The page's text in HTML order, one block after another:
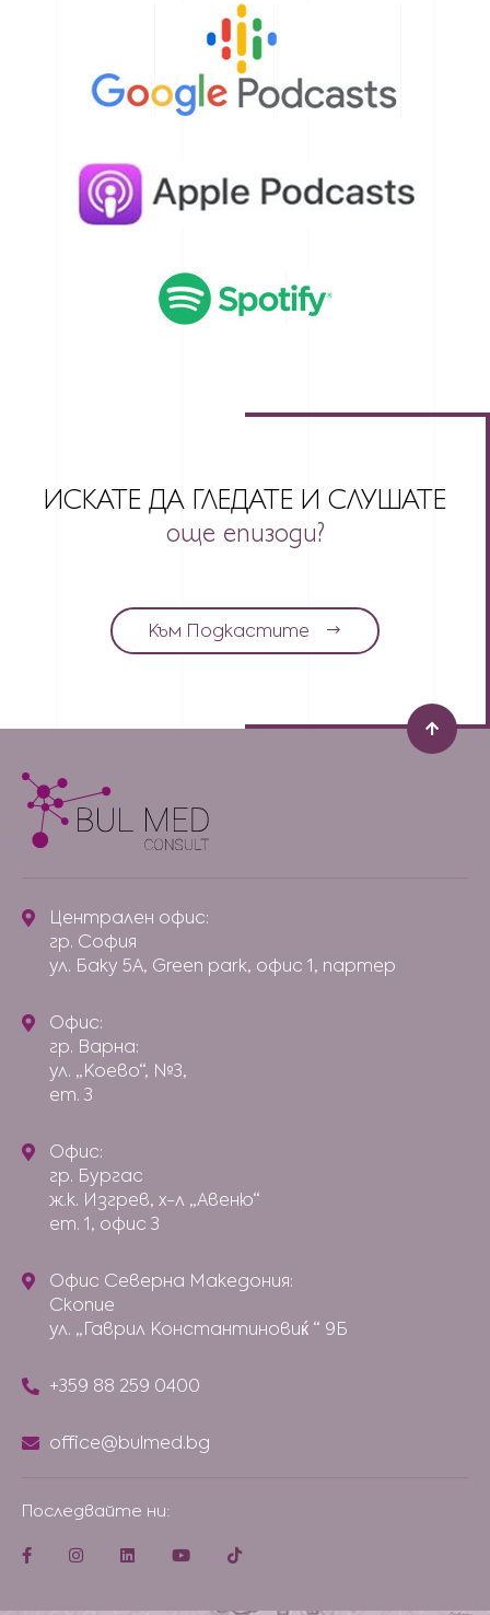
ИСКАТЕ ДА ГЛЕДАТЕ И СЛУШАТЕ
още епизоди?
Към Подкастите
Централен офис:
гр. София
ул. Баку 5А, Green park, офис 1, партер
Офис:
гр. Варна:
ул. „Коево“, №3,
ет. 3
Офис:
гр. Бургас
ж.к. Изгрев, х-л „Авеню“
ет. 1, офис 3
Офис Северна Македония:
Скопие
ул. „Гаврил Константиновиќ “ 9Б
+359 88 259 0400
office@bulmed.bg
Последвайте ни: